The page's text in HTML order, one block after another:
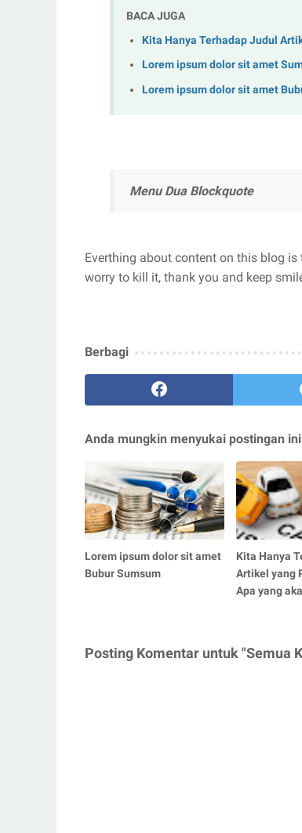
BACA JUGA
Kita Hanya Terhadap Judul
Lorem ipsum dolor sit amet
Lorem ipsum dolor sit amet
Menu Dua Blockquote
Everthing about content on this blog
worry to kill it, thank you and keep
Berbagi
Anda mungkin menyukai postingan ini
Lorem ipsum dolor sit amet
Bubur Sumsum
Kita Hanya
Artikel yang
Apa yang
Posting Komentar untuk "Semua